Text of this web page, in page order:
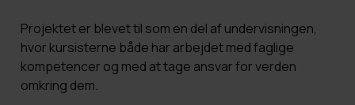
Projektet er blevet til som en del af undervisningen,
hvor kursisterne både har arbejdet med faglige
kompetencer og med at tage ansvar for verden
omkring dem.